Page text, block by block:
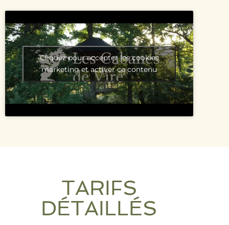
Cliquez pour accepter les cookies
marketing et activer ce contenu
TARIFS
DÉTAILLÉS